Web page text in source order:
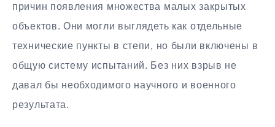
причин появления множества малых закрытых
объектов. Они могли выглядеть как отдельные
технические пункты в степи, но были включены в
общую систему испытаний. Без них взрыв не
давал бы необходимого научного и военного
результата.